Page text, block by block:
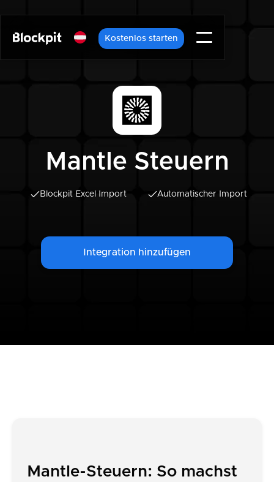
Kostenlos starten
Mantle Steuern
Blockpit Excel Import Automatischer Import
Integration hinzufügen
Mantle-Steuern: So machst